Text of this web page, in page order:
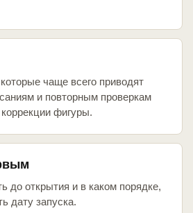
чаще всего приводят
и повторным проверкам
фигуры.
до открытия и в каком порядке,
дату запуска.